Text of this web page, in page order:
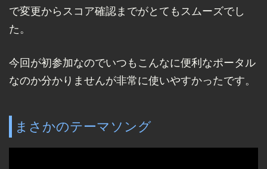
で変更からスコア確認までがとてもスムーズでし
た。
今回が初参加なのでいつもこんなに便利なポータル
なのか分かりませんが非常に使いやすかったです。
まさかのテーマソング